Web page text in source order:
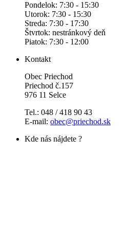
Pondelok: 7:30 - 15:30
Utorok: 7:30 - 15:30
Streda: 7:30 - 17:30
Štvrtok: nestránkový deň
Piatok: 7:30 - 12:00
Kontakt
Obec Priechod
Priechod č.157
976 11 Selce
Tel.: 048 / 418 90 43
E-mail: obec@priechod.sk
Kde nás nájdete ?